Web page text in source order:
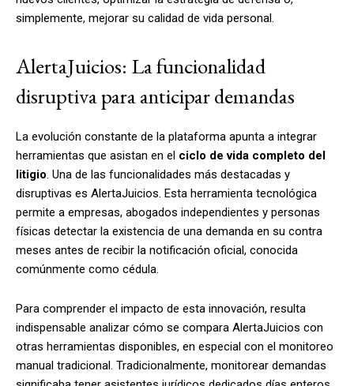
simplemente, mejorar su calidad de vida personal.
AlertaJuicios: La funcionalidad
disruptiva para anticipar demandas
La evolución constante de la plataforma apunta a integrar
herramientas que asistan en el ciclo de vida completo del
litigio. Una de las funcionalidades más destacadas y
disruptivas es AlertaJuicios. Esta herramienta tecnológica
permite a empresas, abogados independientes y personas
físicas detectar la existencia de una demanda en su contra
meses antes de recibir la notificación oficial, conocida
comúnmente como cédula.
Para comprender el impacto de esta innovación, resulta
indispensable analizar cómo se compara AlertaJuicios con
otras herramientas disponibles, en especial con el monitoreo
manual tradicional. Tradicionalmente, monitorear demandas